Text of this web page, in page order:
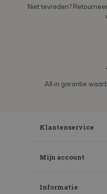
Niet tevreden?
All in garantie
Klantenservice
Mijn account
Informatie